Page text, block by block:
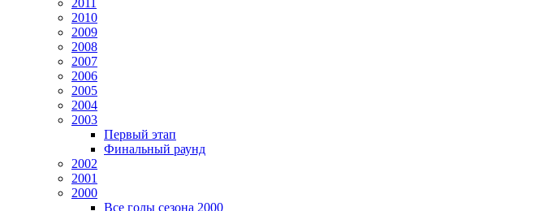
2011
2010
2009
2008
2007
2006
2005
2004
2003
Первый этап
Финальный раунд
2002
2001
2000
Все голы сезона 2000